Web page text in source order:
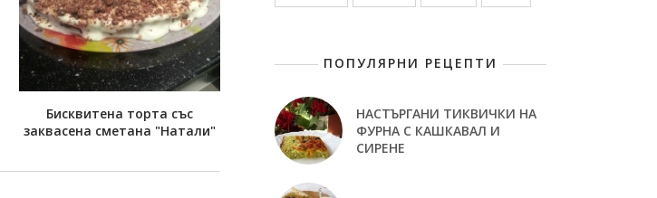
Бисквитена торта със
заквасена сметана "Натали"
ПОПУЛЯРНИ РЕЦЕПТИ
НАСТЪРГАНИ ТИКВИЧКИ НА
ФУРНА С КАШКАВАЛ И
СИРЕНЕ